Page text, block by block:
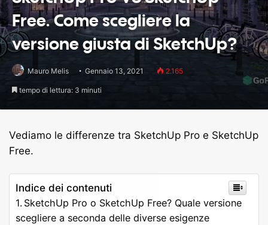
Free. Come scegliere la
versione giusta di SketchUp?
Mauro Melis Gennaio 13, 2021 2.165
tempo di lettura: 3 minuti
Vediamo le differenze tra SketchUp Pro e SketchUp
Free.
Indice dei contenuti
SketchUp Pro o SketchUp Free? Quale versione
scegliere a seconda delle diverse esigenze